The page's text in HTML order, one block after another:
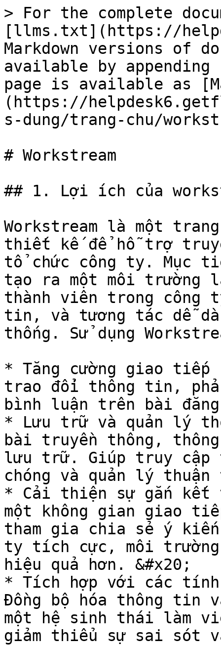
> For the complete
[llms.txt](https://
Markdown versions of
available by
page is available as
(https://
s-dung/trang-chu/
# Workstream
## 1. Lợi ích của
Workstream là một
thiết kế để hỗ trợ
tổ chức công ty. Mục
tạo ra một môi trường
thành viên trong công
tin, và tương tác dễ
thống. Sử dụng
* Tăng cường giao
trao đổi thông tin,
bình luận trên bài
* Lưu trữ và quản lý
bài truyền thông,
lưu trữ. Giúp truy cập
chóng và quản lý
* Cải thiện sự gắn kết
một không gian giao
tham gia chia sẻ ý
ty tích cực, môi
hiệu quả hơn. &#x20;
* Tích hợp với các tính
Đồng bộ hóa thông tin
một hệ sinh thái làm
giảm thiểu sự sai sót